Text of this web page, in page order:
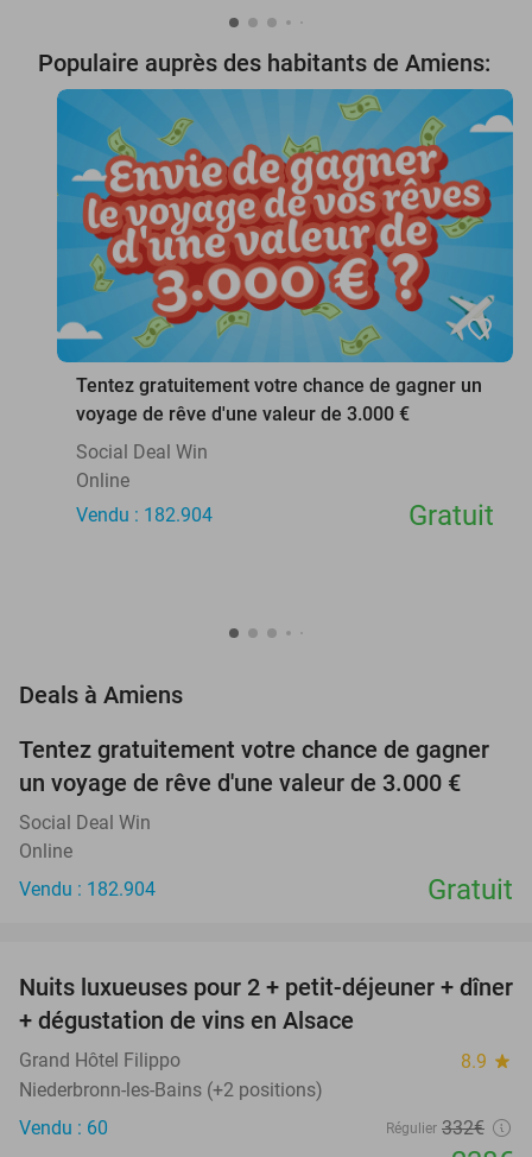
Populaire auprès des habitants de Amiens:
favorite_border
Tentez gratuitement votre chance de gagner un
voyage de rêve d'une valeur de 3.000 €
Social Deal Win
Online
Vendu : 182.904
Gratuit
Deals à Amiens
Tentez gratuitement votre chance de gagner
un voyage de rêve d'une valeur de 3.000 €
Social Deal Win
Online
Vendu : 182.904
Gratuit
28%
Nuits luxueuses pour 2 + petit-déjeuner + dîner
+ dégustation de vins en Alsace
Grand Hôtel Filippo 8.9 star
Niederbronn-les-Bains (+2 positions)
Vendu : 60
Régulier 332€